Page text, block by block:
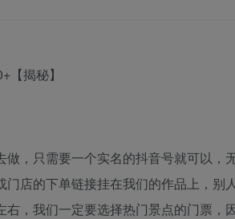
，只需要一个实名的抖音号就可以，
店的下单链接挂在我们的作品上，别
，我们一定要选择热门景点的门票，